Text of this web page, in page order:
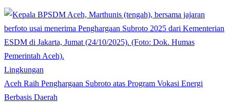
Lingkungan
Aceh Raih Penghargaan Subroto atas Program Vokasi Energi
Berbasis Daerah